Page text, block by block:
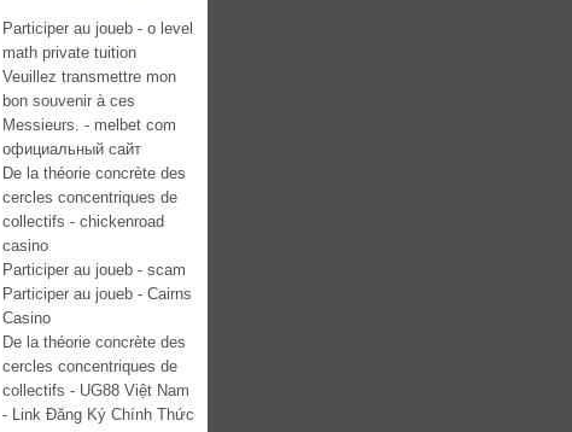
Participer au joueb - o level
math private tuition
Veuillez transmettre mon
bon souvenir à ces
Messieurs. - melbet com
официальный сайт
De la théorie concrète des
cercles concentriques de
collectifs - chickenroad
casino
Participer au joueb - scam
Participer au joueb - Cairns
Casino
De la théorie concrète des
cercles concentriques de
collectifs - UG88 Việt Nam
- Link Đăng Ký Chính Thức